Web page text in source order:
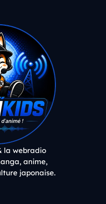
la webradio
anime,
japonaise.